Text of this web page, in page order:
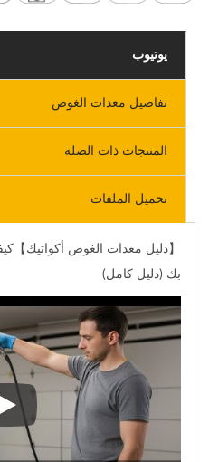
يوتيوب
تفاصيل معدات الغوص
المنتجات ذات الصلة
تحميل الملفات
بك (دليل كامل)